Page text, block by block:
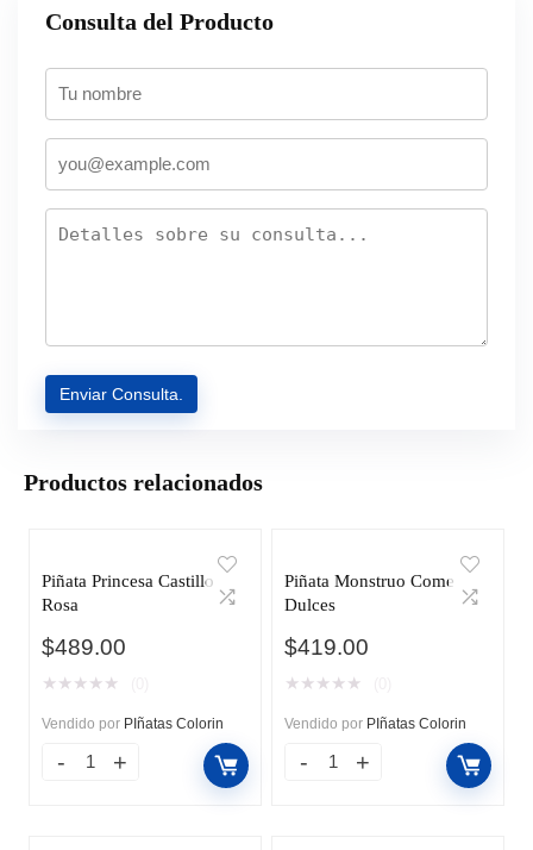
Consulta del Producto
Productos relacionados
Piñata Princesa Castillo
Rosa
$489.00
★ ★ ★ ★ ★
Vendido por PIñatas Colorin
Piñata Monstruo Come
Dulces
$419.00
★ ★ ★ ★ ★
Vendido por PIñatas Colorin